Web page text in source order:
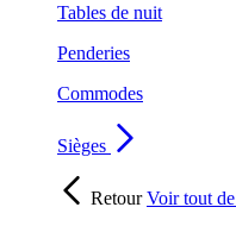
Tables de nuit
Penderies
Commodes
Sièges
RetourVoir tout de